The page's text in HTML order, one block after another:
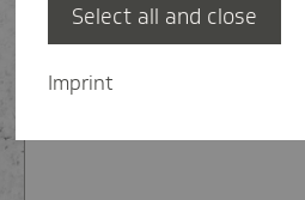
Nachricht
Imprint
Select all and close